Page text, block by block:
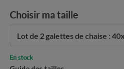
Choisir ma taille
Lot de 2 galettes de chaise :
En stock